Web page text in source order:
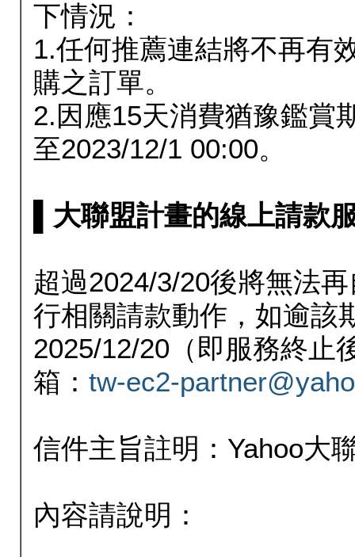
下情況：
1.任何推薦連結將不再有
購之訂單。
2.因應15天消費猶豫鑑賞
至2023/12/1 00:00。
▌大聯盟計畫的線上請款
超過2024/3/20後將無法
行相關請款動作，如逾該
2025/12/20（即服務終止
箱： tw-ec2-
信件主旨註明：Yahoo大
內容請說明：